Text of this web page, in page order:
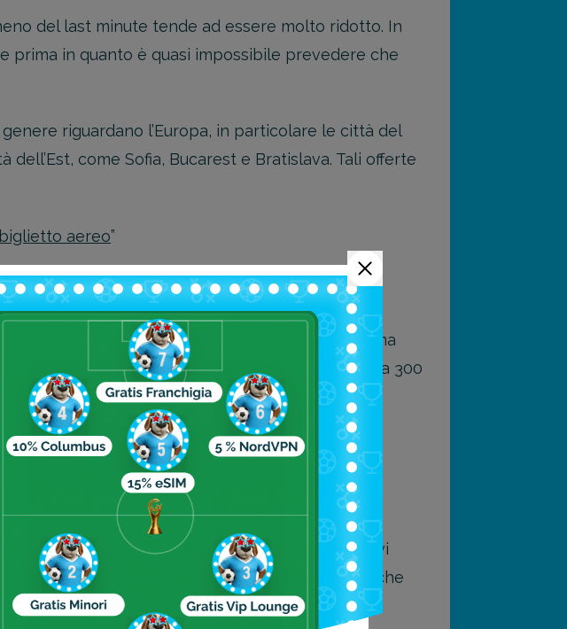
del last minute tende ad essere molto ridotto. In
in quanto è quasi impossibile prevedere che
riguardano l’Europa, in particolare le città del
come Sofia, Bucarest e Bratislava. Tali offerte
aereo”
per Ferragosto
economica, allora vi conviene aspettare l’ultima
offerte molto buone, come 4-5 giorni per a 300
o in alloggi vicino al mare (per esempio).
quelli più distanti dal mare o dal centro città.
Minute Ferragosto
Amsterdam, Ibiza o Creta, allora non vi
sconto per la meta desiderata sono poche, anche